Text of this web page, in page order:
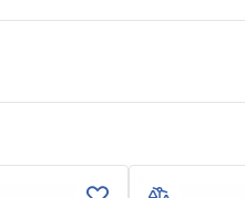
Имитaция на
Basins_-_5.pdf